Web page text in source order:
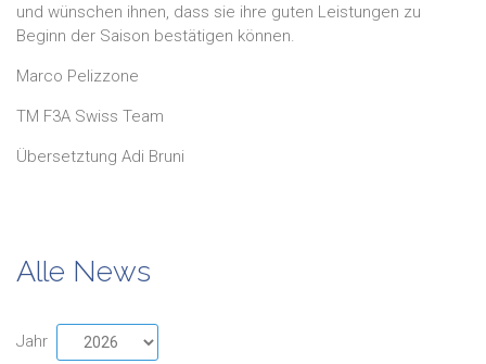
und wünschen ihnen, dass sie ihre guten Leistungen zu
Beginn der Saison bestätigen können.
Marco Pelizzone
TM F3A Swiss Team
Übersetztung Adi Bruni
Alle News
Jahr